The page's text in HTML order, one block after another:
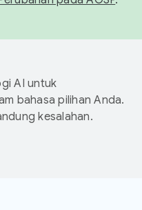
AI untuk
bahasa pilihan Anda.
kesalahan.